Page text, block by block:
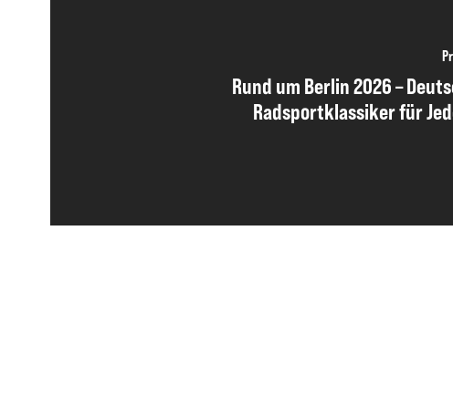
Rund um Berlin 2026 –
Radsportklassiker für